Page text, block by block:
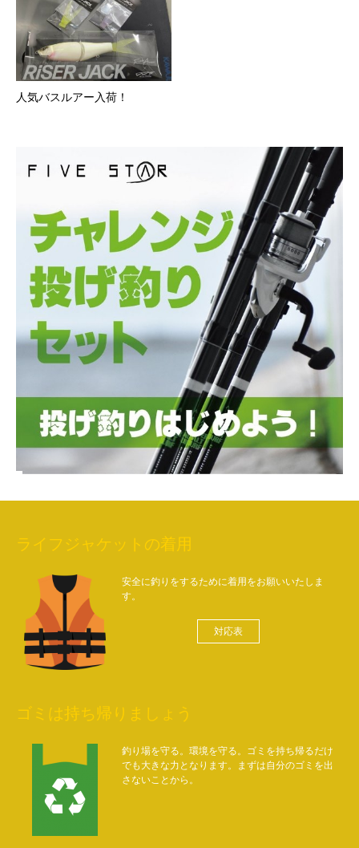
人気バスルアー入荷！
ライフジャケットの着用
安全に釣りをするために着用をお願いいたしま
す。
対応表
ゴミは持ち帰りましょう
釣り場を守る。環境を守る。ゴミを持ち帰るだけ
でも大きな力となります。まずは自分のゴミを出
さないことから。